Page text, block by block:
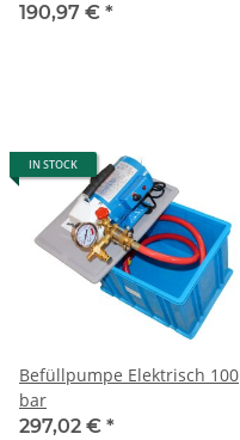
190,97 € *
IN STOCK
Befüllpumpe Elektrisch 100
bar
297,02 € *